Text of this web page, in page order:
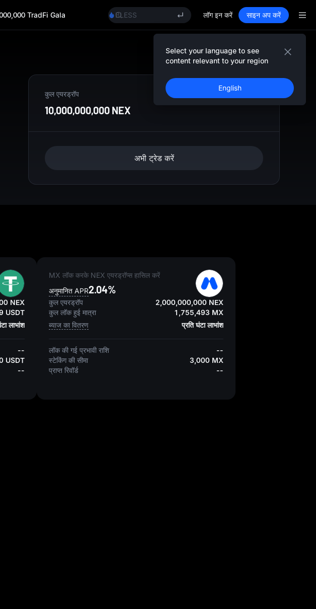
TradFi Gala
BLESS
HEI
लॉग इन करें साइन अप करें
Select your language to see
content relevant to your region
English
मेरी हिस्ट्री
कुल एयरड्रॉप
10,000,000,000 NEX
अभी ट्रेड करें
NEX
USDT
लाभांश
--
USDT
--
MX लॉक करके NEX एयरड्रॉप्स हासिल करें
अनुमानित APR2.04%
कुल एयरड्रॉप
2,000,000,000 NEX
कुल लॉक हुई मात्रा
1,755,493 MX
ब्याज का वितरण
प्रति घंटा लाभांश
लॉक की गई प्रभावी राशि
--
स्टेकिंग की सीमा
3,000 MX
प्राप्त रिवॉर्ड
--